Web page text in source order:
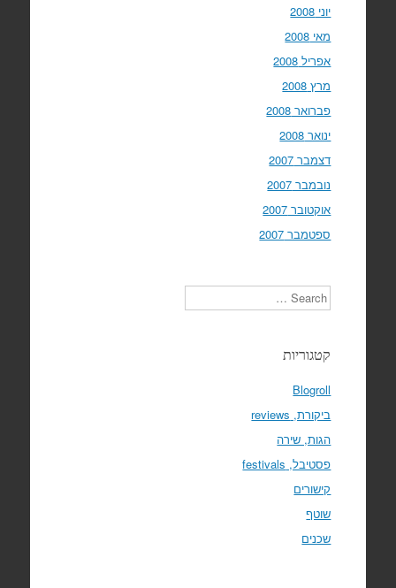
יוני 2008
מאי 2008
אפריל 2008
מרץ 2008
פברואר 2008
ינואר 2008
דצמבר 2007
נובמבר 2007
אוקטובר 2007
ספטמבר 2007
Search
קטגוריות
Blogroll
ביקורת, reviews
הגות, שירה
פסטיבל, festivals
קישורים
שוטף
שכנים